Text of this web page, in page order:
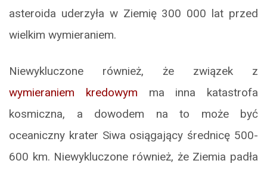
asteroida uderzyła w Ziemię 300 000 lat przed
wielkim wymieraniem.
Niewykluczone również, że związek z
wymieraniem kredowym ma inna katastrofa
kosmiczna, a dowodem na to może być
oceaniczny krater Siwa osiągający średnicę 500-
600 km. Niewykluczone również, że Ziemia padła